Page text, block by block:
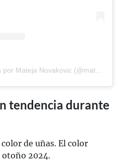
Una publicación compartida por Mateja Novakovic (@matejanova)
tendencia durante
de uñas. El color
otoño 2024.